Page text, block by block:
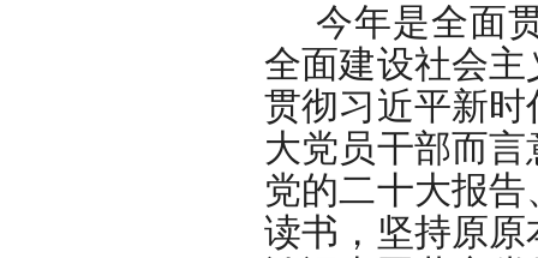
今年是全面
全面建设社会
贯彻习近平新
大党员干部而
党的二十大报
读书，坚持原